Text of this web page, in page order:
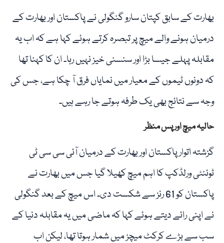
بھارت کے سابق کپتان سارو گنگولی نے پاکستان اور بھارت کے
درمیان ہونے والے میچ پر تبصرہ کرتے ہوئے کہا ہے کہ اب یہ
مقابلہ پہلے جیسا بڑا اور سنسنی خیز نہیں رہا۔ ان کا کہنا تھا
کہ دونوں ٹیموں کے معیار میں نمایاں فرق آ چکا ہے، جس کی
وجہ سے نتائج بھی یک طرفہ ہوتے جا رہے ہیں۔
حالیہ میچ اور پس منظر
گزشتہ اتوار پاکستان اور بھارت کے درمیان آئی سی سی ٹی
ٹوئنٹی ورلڈکپ کا اہم میچ کھیلا گیا جس میں بھارت نے
پاکستان کو 61 رنز سے شکست دی۔ اس میچ کے بعد گنگولی
نے اپنی رائے دیتے ہوئے کہا کہ ماضی میں یہ مقابلہ دنیا کے
سب سے بڑے کرکٹ میچز میں شمار ہوتا تھا، لیکن اب